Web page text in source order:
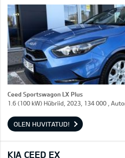
Ceed Sportswagon LX Plus
1.6 (100 kW) Hübriid, 2023, 134 000 ,
OLEN HUVITATUD!
KIA CEED EX